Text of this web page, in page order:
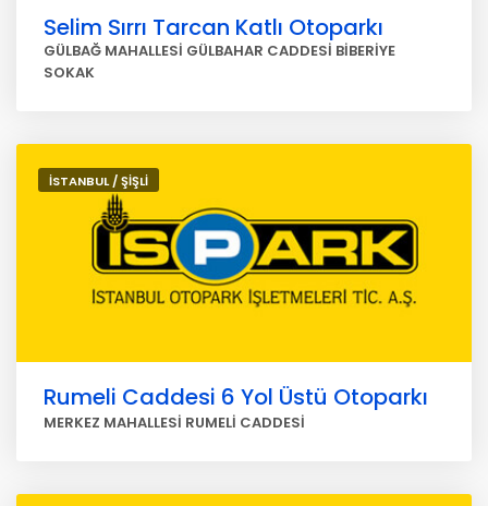
Selim Sırrı Tarcan Katlı Otoparkı
GÜLBAĞ MAHALLESİ GÜLBAHAR CADDESİ BİBERİYE
SOKAK
İSTANBUL / ŞİŞLİ
Rumeli Caddesi 6 Yol Üstü Otoparkı
MERKEZ MAHALLESİ RUMELİ CADDESİ